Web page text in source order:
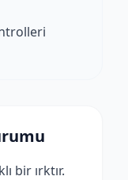
bir ırktır.